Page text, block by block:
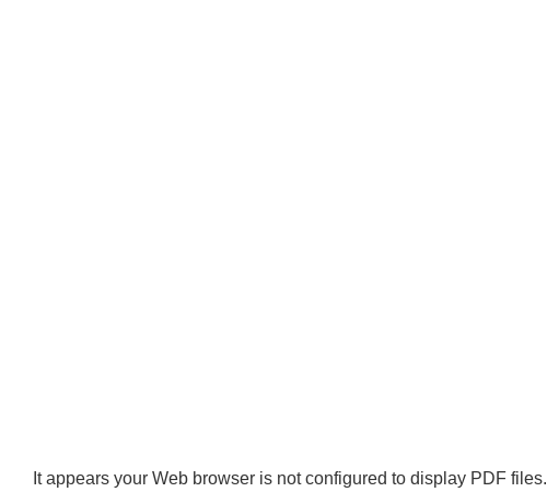
It appears your Web browser is not configured to display PDF files.